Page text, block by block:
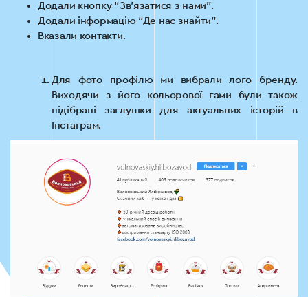
Додали кнопку “Зв’язатися з нами”.
Додали інформацію “Де нас знайти”.
Вказали контакти.
Для фото профілю ми вибрали лого бренду.
Виходячи з його кольорової гами були також
підібрані заглушки для актуальних історій в
Інстаграм.